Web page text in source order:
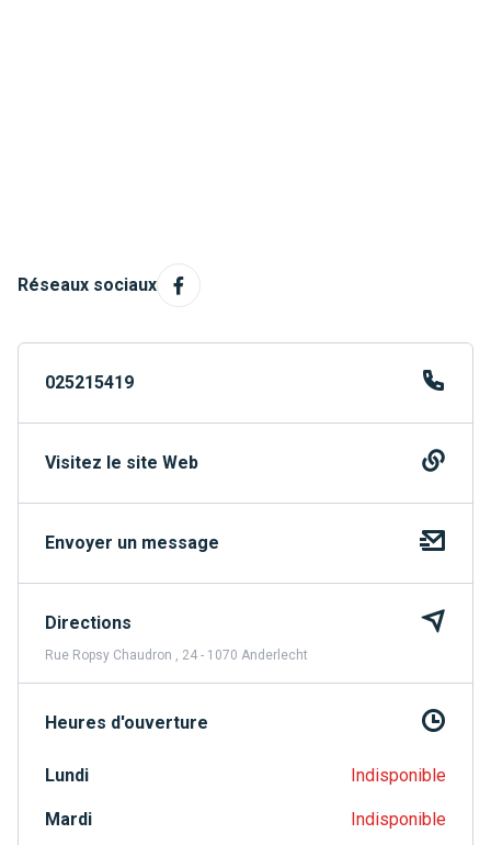
Réseaux sociaux
025215419
Visitez le site Web
Envoyer un message
Directions
Rue Ropsy Chaudron , 24 - 1070 Anderlecht
Heures d'ouverture
Lundi Indisponible
Mardi Indisponible